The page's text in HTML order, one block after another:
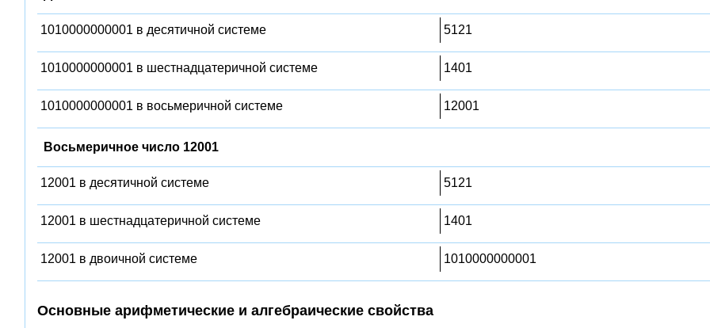
1010000000001 в десятичной системе 5121
1010000000001 в шестнадцатеричной системе 1401
1010000000001 в восьмеричной системе 12001
Восьмеричное число 12001
12001 в десятичной системе 5121
12001 в шестнадцатеричной системе 1401
12001 в двоичной системе 1010000000001
Основные арифметические и алгебраические свойства